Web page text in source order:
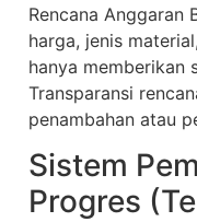
Rencana Anggaran
harga, jenis
hanya memberikan
Transparansi
penambahan atau
Sistem
Progres